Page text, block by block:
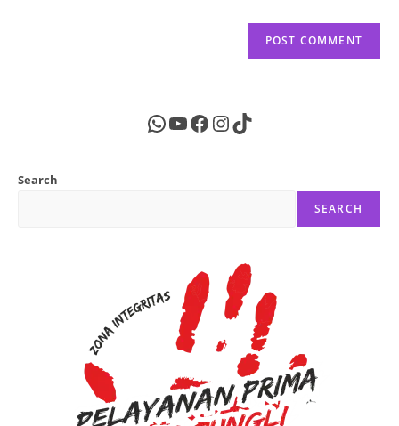
WhatsApp
YouTube
Facebook
Instagram
TikTok
Search
SEARCH